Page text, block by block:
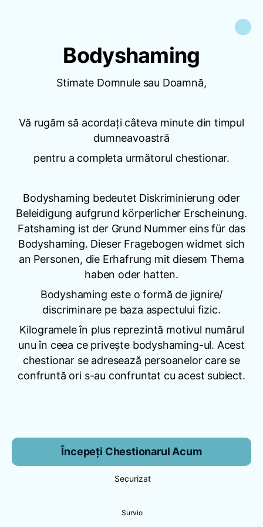
Bodyshaming
Stimate Domnule sau Doamnă,
Vă rugăm să acordați câteva minute din timpul
dumneavoastră
pentru a completa următorul chestionar.
Bodyshaming bedeutet Diskriminierung oder
Beleidigung aufgrund körperlicher Erscheinung.
Fatshaming ist der Grund Nummer eins für das
Bodyshaming. Dieser Fragebogen widmet sich
an Personen, die Erhafrung mit diesem Thema
haben oder hatten.
Bodyshaming este o formă de jignire/
discriminare pe baza aspectului fizic.
Kilogramele în plus reprezintă motivul numărul
unu în ceea ce priveşte bodyshaming-ul. Acest
chestionar se adresează persoanelor care se
confruntă ori s-au confruntat cu acest subiect.
Începeți Chestionarul Acum
Securizat
Survio